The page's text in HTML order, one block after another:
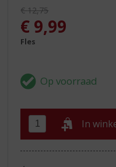
Originele prijs was:
€12,75
, Huidige
€ 9,99
Fles
In